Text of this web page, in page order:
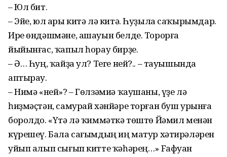
– Юл бит.
– Эйе, юл ары китә лә китә. Һуҙыла саҡырымдар.
Ире өндәшмәне, ашауын белде. Торорға
йыйынғас, ҡапыл һорау бирҙе.
– Ә… Һуң, ҡайҙа ул? Теге ней?.. – тауышында
аптырау.
– Нимә «ней»? – Гөлзәмиә ҡаушаны, үҙе лә
һиҙмәҫтән, самурай хәнйәре торған буш урынға
боролдо. «Үтә лә ҡиммәткә төштө Йәмил менән
күрешеү. Бала сағымдың иң матур хәтирәләрен
уйып алып сығып китте ҡәһәрең…» Fафуан